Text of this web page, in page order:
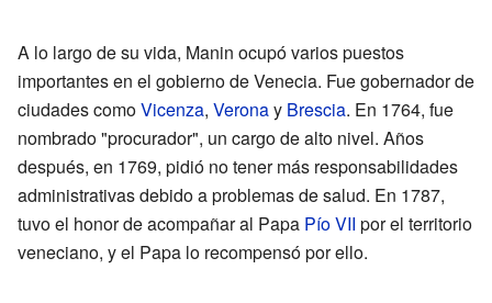
A lo largo de su vida, Manin ocupó varios puestos
importantes en el gobierno de Venecia. Fue gobernador de
ciudades comoVicenza, Veronay Brescia. En 1764, fue
nombrado "procurador", un cargo de alto nivel. Años
después, en 1769, pidió no tener más responsabilidades
administrativas debido a problemas de salud. En 1787,
tuvo el honor de acompañar al Papa Pío VII por el territorio
veneciano, y el Papa lo recompensó por ello.